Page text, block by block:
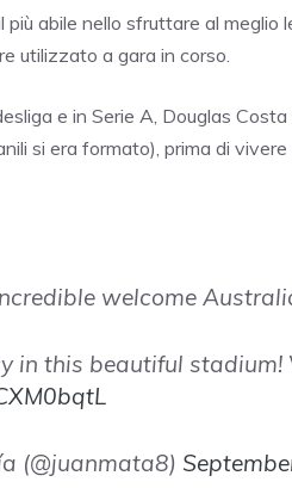
abile nello sfruttare al meglio
utilizzato a gara in corso.
e in Serie A, Douglas
si era formato), prima di vivere
welcome
in this beautiful stadium!
(@juanmata8)